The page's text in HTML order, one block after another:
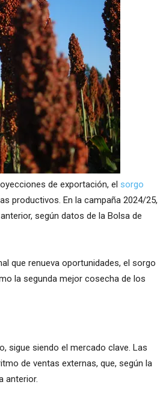
de exportación, el sorgo
productivos. En la campaña 2024/25,
según datos de la Bolsa de
que renueva oportunidades, el sorgo
la segunda mejor cosecha de los
sigue siendo el mercado clave. Las
de ventas externas, que, según la
anterior.